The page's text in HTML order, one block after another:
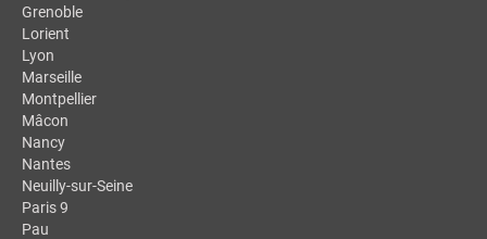
Grenoble
Lorient
Lyon
Marseille
Montpellier
Mâcon
Nancy
Nantes
Neuilly-sur-Seine
Paris 9
Pau